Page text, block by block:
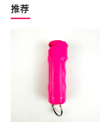
推荐